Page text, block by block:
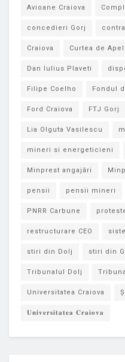
Avioane Craiova
concedieri Gorj
Craiova Curtea de Apel
Dan Iulius Plaveti
Filipe Coelho Fondul
Ford Craiova FTJ Gorj
Lia Olguta Vasilescu
mineri si energeticieni
Minprest angajări
pensii pensii mineri
PNRR Carbune
restructurare CEO
stiri din Dolj stiri din
Tribunalul Dolj
Universitatea Craiova
𝐔𝐧𝐢𝐯𝐞𝐫𝐬𝐢𝐭𝐚𝐭𝐞𝐚 𝐂𝐫𝐚𝐢𝐨𝐯𝐚